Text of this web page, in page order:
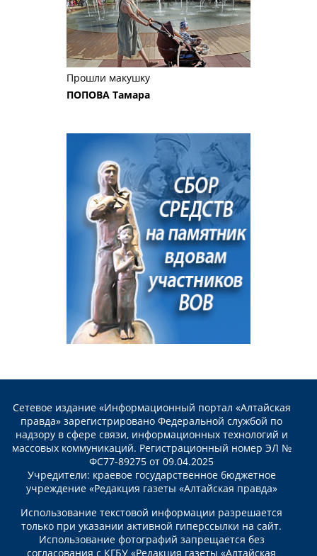
Прошли макушку
ПОПОВА Тамара
Сетевое издание «Информационный портал «Алтайская
правда» зарегистрировано Федеральной службой по
надзору в сфере связи, информационных технологий и
массовых коммуникаций. Регистрационный номер ЭЛ №
ФС77-89275 от 09.04.2025
Учредители: краевое государственное бюджетное
учреждение «Редакция газеты «Алтайская правда»
Использование текстовой информации разрешается
только при указании активной гиперссылки на сайт.
Использование фотографий запрещается без
согласования с КГБУ «Редакция газеты «Алтайская